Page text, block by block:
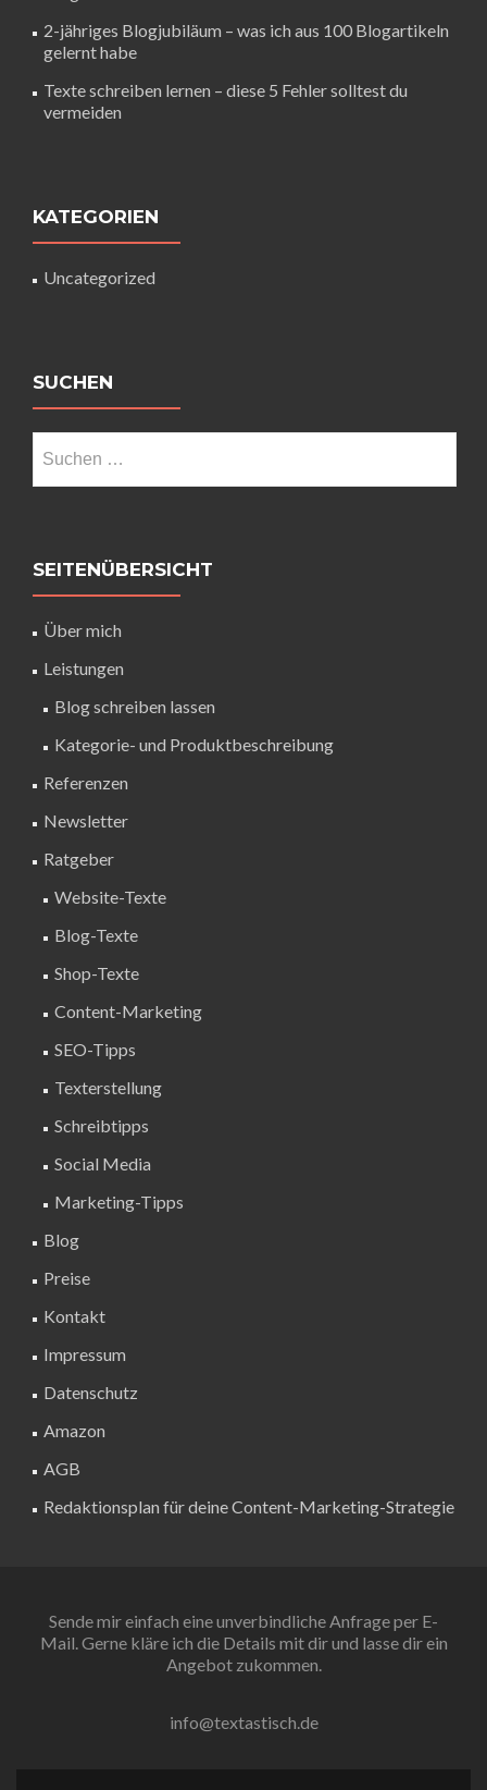
2-jähriges Blogjubiläum – was ich aus 100 Blogartikeln
gelernt habe
Texte schreiben lernen – diese 5 Fehler solltest du
vermeiden
KATEGORIEN
Uncategorized
SUCHEN
SEITENÜBERSICHT
Über mich
Leistungen
Blog schreiben lassen
Kategorie- und Produktbeschreibung
Referenzen
Newsletter
Ratgeber
Website-Texte
Blog-Texte
Shop-Texte
Content-Marketing
SEO-Tipps
Texterstellung
Schreibtipps
Social Media
Marketing-Tipps
Blog
Preise
Kontakt
Impressum
Datenschutz
Amazon
AGB
Redaktionsplan für deine Content-Marketing-Strategie
Sende mir einfach eine unverbindliche Anfrage per E-
Mail. Gerne kläre ich die Details mit dir und lasse dir ein
Angebot zukommen.
info@textastisch.de